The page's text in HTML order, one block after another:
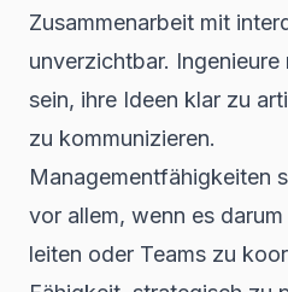
Zusammenarbeit mit
unverzichtbar.
sein, ihre Ideen klar zu
zu kommunizieren.
Managementfähigkeiten
vor allem, wenn es
leiten oder Teams zu